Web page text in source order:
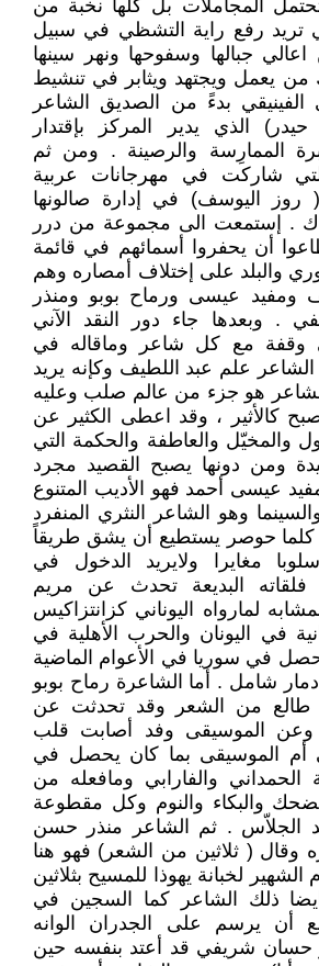
المجاملات بل كلها نخبة من
تريد رفع راية التشظي في سبيل
جبالها وسفوحها ونهر سينها
من يعمل ويجتهد ويثابر في تنشيط
الفينيقي بدءً من الصديق الشاعر
الذي يدير المركز بإقتدار
الممارِسة والرصينة . ومن ثم
شاركت في مهرجانات عربية
روز اليوسف) في إدارة صالونها
. إستمعت الى مجموعة من درر
أن يحفروا أسمائهم في قائمة
والبلد على إختلاف أمصاره وهم
عيسى ورماح بوبو ومنذر
وبعدها جاء دور النقد الآني
وقفة مع كل شاعر وماقاله في
علم عبد اللطيف وكإنه يريد
هو جزء من عالم صلب وعليه
كالأثير ، وقد اعطى الكثير عن
والمخيّل والعاطفة والحكمة التي
ومن دونها يصبح القصيد مجرد
عيسى أحمد فهو الأديب المتنوع
وهو الشاعر النثري المنفرد
كلما حوصر يستطيع أن يشق طريقاً
مغايرا ولايريد الدخول في
البديعة تحدث عن مريم
لمارواه اليوناني كزانتزاكيس
في اليونان والحرب الأهلية في
في سوريا في الأعوام الماضية
شامل . أما الشاعرة رماح بوبو
طالع من الشعر وقد تحدثت عن
وعن الموسيقى وفد أصابت قلب
أم الموسيقى بما كان يحصل في
والفارابي ومافعله من
والبكاء والنوم وكل مقطوعة
الجلاّس . ثم الشاعر منذر حسن
( ثلاثين من الشعر) فهو هنا
لخبانة يهوذا للمسيح بثلاثين
ذلك الشاعر كما السجين في
أن يرسم على الجدران الوانه
حسان شريفي قد أعتد بنفسه حين